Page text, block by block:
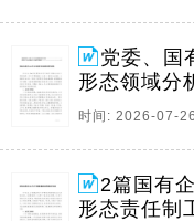
党委、国
形态领域分
时间: 2026-07-
2篇国有
形态责任制